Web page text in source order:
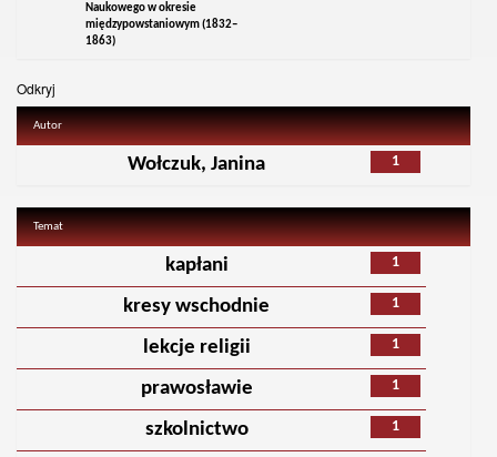
Naukowego w okresie
międzypowstaniowym (1832–
1863)
Odkryj
Autor
1
Wołczuk, Janina
Temat
1
kapłani
1
kresy wschodnie
1
lekcje religii
1
prawosławie
1
szkolnictwo